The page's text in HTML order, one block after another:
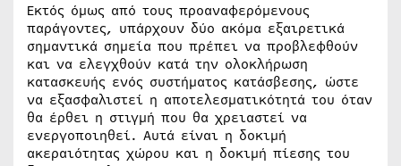
Εκτός όμως από τους προαναφερόμενους
παράγοντες, υπάρχουν δύο ακόμα εξαιρετικά
σημαντικά σημεία που πρέπει να προβλεφθούν
και να ελεγχθούν κατά την ολοκλήρωση
κατασκευής ενός συστήματος κατάσβεσης, ώστε
να εξασφαλιστεί η αποτελεσματικότητά του όταν
θα έρθει η στιγμή που θα χρειαστεί να
ενεργοποιηθεί. Αυτά είναι η δοκιμή
ακεραιότητας χώρου και η δοκιμή πίεσης του